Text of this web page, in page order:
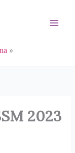
2023